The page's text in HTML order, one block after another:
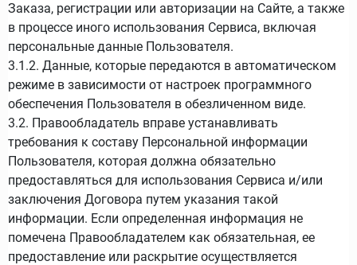
Заказа, регистрации или авторизации на Сайте, а также
в процессе иного использования Сервиса, включая
персональные данные Пользователя.
3.1.2. Данные, которые передаются в автоматическом
режиме в зависимости от настроек программного
обеспечения Пользователя в обезличенном виде.
3.2. Правообладатель вправе устанавливать
требования к составу Персональной информации
Пользователя, которая должна обязательно
предоставляться для использования Сервиса и/или
заключения Договора путем указания такой
информации. Если определенная информация не
помечена Правообладателем как обязательная, ее
предоставление или раскрытие осуществляется